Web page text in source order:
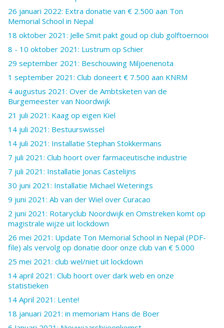
26 januari 2022: Extra donatie van € 2.500 aan Ton
Memorial School in Nepal
18 oktober 2021: Jelle Smit pakt goud op club golftoernooi
8 - 10 oktober 2021: Lustrum op Schier
29 september 2021: Beschouwing Miljoenenota
1 september 2021: Club doneert € 7.500 aan KNRM
4 augustus 2021: Over de Ambtsketen van de
Burgemeester van Noordwijk
21 juli 2021: Kaag op eigen Kiel
14 juli 2021: Bestuurswissel
14 juli 2021: Installatie Stephan Stokkermans
7 juli 2021: Club hoort over farmaceutische industrie
7 juli 2021: Installatie Jonas Castelijns
30 juni 2021: Installatie Michael Weterings
9 juni 2021: Ab van der Wiel over Curacao
2 juni 2021: Rotaryclub Noordwijk en Omstreken komt op
magistrale wijze uit lockdown
26 mei 2021: Update Ton Memorial School in Nepal (PDF-
file) als vervolg op donatie door onze club van € 5.000
25 mei 2021: club wel/niet uit lockdown
14 april 2021: Club hoort over dark web en onze
statistieken
14 April 2021: Lente!
18 januari 2021: in memoriam Hans de Boer